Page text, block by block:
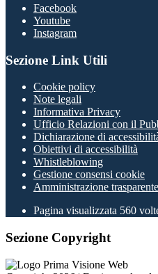
Facebook
Youtube
Instagram
Sezione Link Utili
Cookie policy
Note legali
Informativa Privacy
Ufficio Relazioni con il
Dichiarazione di
Obiettivi di accessibilità
Whistleblowing
Gestione consensi cookie
Amministrazione trasparente
Pagina visualizzata 560
Sezione Copyright